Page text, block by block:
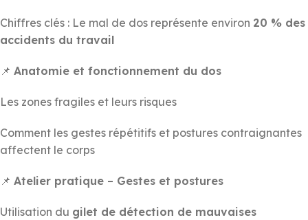
Chiffres clés : Le mal de dos représente environ 20 % des
accidents du travail
📌 Anatomie et fonctionnement du dos
Les zones fragiles et leurs risques
Comment les gestes répétitifs et postures contraignantes
affectent le corps
📌 Atelier pratique – Gestes et postures
Utilisation du gilet de détection de mauvaises